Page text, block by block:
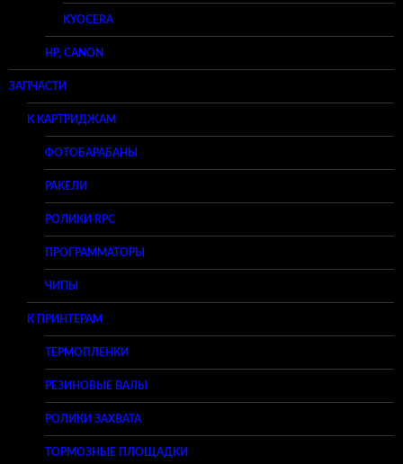
KYOCERA
HP, CANON
ЗАПЧАСТИ
К КАРТРИДЖАМ
ФОТОБАРАБАНЫ
РАКЕЛИ
РОЛИКИ RPC
ПРОГРАММАТОРЫ
ЧИПЫ
К ПРИНТЕРАМ
ТЕРМОПЛЕНКИ
РЕЗИНОВЫЕ ВАЛЫ
РОЛИКИ ЗАХВАТА
ТОРМОЗНЫЕ ПЛОЩАДКИ